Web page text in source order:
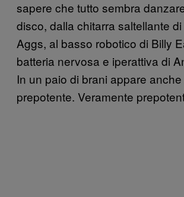
sapere che tutto sembra
disco, dalla chitarra saltellante
Aggs, al basso robotico di Billy
batteria nervosa e iperattiva di
In un paio di brani appare
prepotente. Veramente